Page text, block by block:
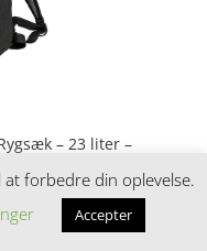
– 23 liter –
forbedre din oplevelse.
Accepter